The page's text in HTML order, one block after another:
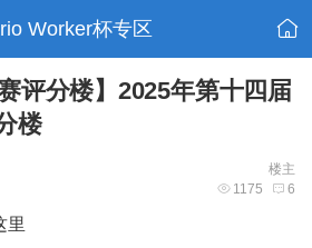
Worker杯专区
评分楼】2025年第十四届
楼
楼主
1175 6
里